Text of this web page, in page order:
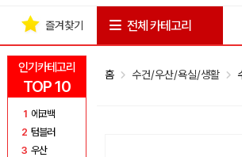
인기카테고리
TOP 10
1 에코백
2 텀블러
3 우산
즐겨찾기 전체 카테고리
홈 수건/우산/욕실/생활